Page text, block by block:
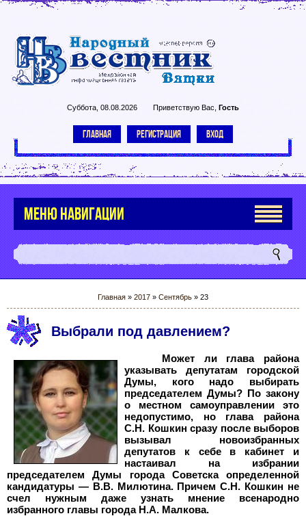
Суббота, 08.08.2026 Приветствую Вас Гость
ГЛАВНАЯ РЕГИСТРАЦИЯ ВХОД
МЕНЮ НАВИГАЦИИ
Главная » 2017 » Сентябрь » 23
Выбрали под давлением?
Может ли глава района
указывать депутатам городской
Думы, кого надо выбирать
председателем Думы? По закону
о местном самоуправлении это
недопустимо, но глава района
С.Н. Кошкин сразу после выборов
вызывал новоизбранных
депутатов к себе в кабинет и
настаивал на избрании
председателем Думы города Советска определенной
кандидатуры — В.В. Милютина. Причем С.Н. Кошкин не
счел нужным даже узнать мнение всенародно
избранного главы города Н.А. Малкова.